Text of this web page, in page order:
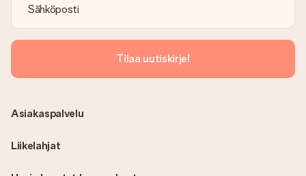
Tilaa uutiskirje!
Asiakaspalvelu
Liikelahjat